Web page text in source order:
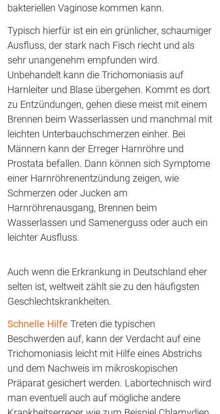
bakteriellen Vaginose kommen kann.
Typisch hierfür ist ein ein grünlicher, schaumiger
Ausfluss, der stark nach Fisch riecht und als
sehr unangenehm empfunden wird.
Unbehandelt kann die Trichomoniasis auf
Harnleiter und Blase übergehen. Kommt es dort
zu Entzündungen, gehen diese meist mit einem
Brennen beim Wasserlassen und manchmal mit
leichten Unterbauchschmerzen einher. Bei
Männern kann der Erreger Harnröhre und
Prostata befallen. Dann können sich Symptome
einer Harnröhrenentzündung zeigen, wie
Schmerzen oder Jucken am
Harnröhrenausgang, Brennen beim
Wasserlassen und Samenerguss oder auch ein
leichter Ausfluss.
Auch wenn die Erkrankung in Deutschland eher
selten ist, weltweit zählt sie zu den häufigsten
Geschlechtskrankheiten.
Schnelle Hilfe Treten die typischen
Beschwerden auf, kann der Verdacht auf eine
Trichomoniasis leicht mit Hilfe eines Abstrichs
und dem Nachweis im mikroskopischen
Präparat gesichert werden. Labortechnisch wird
man eventuell auch auf mögliche andere